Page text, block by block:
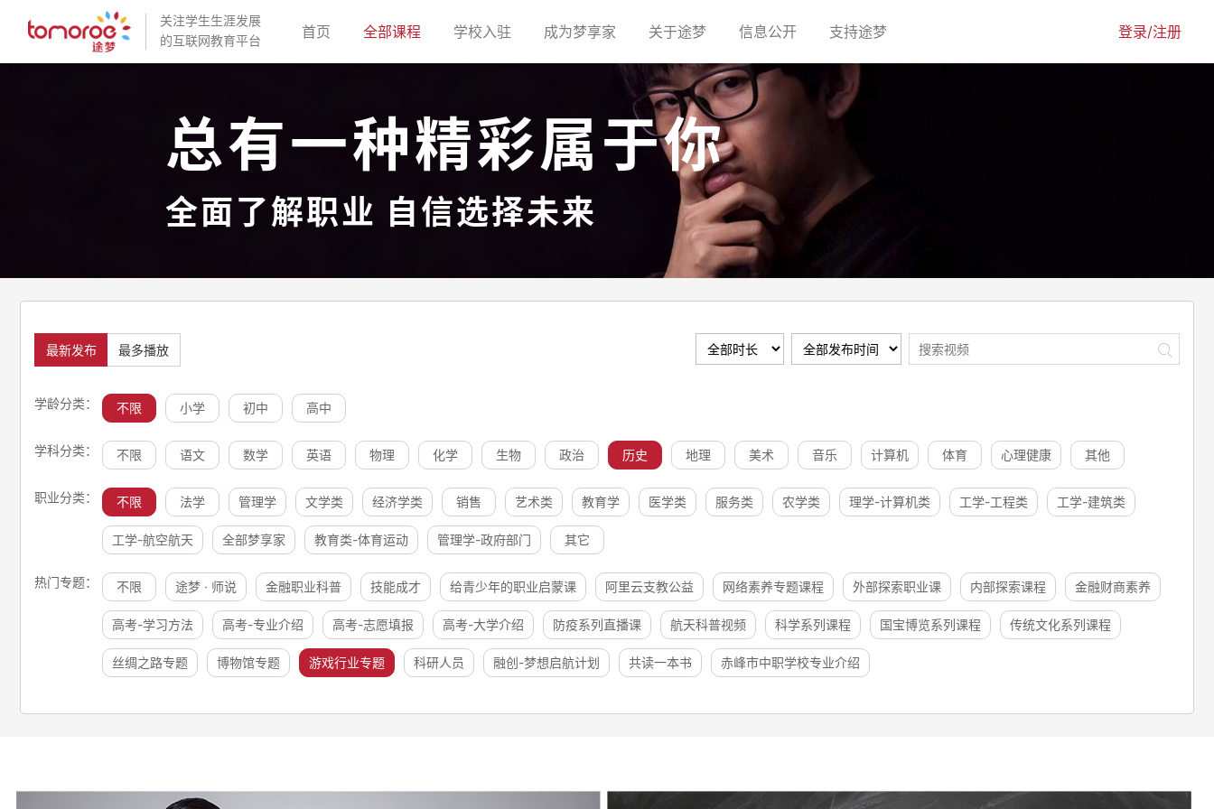
关注学生生涯发展
的互联网教育平台
首页(current)全部课程(current)学校入驻(current)成为梦享家(current)关于途梦(current)信息公开(current)支持途梦(current) 登录/注册
总有一种精彩属于你
全面了解职业 自信选择未来
最新发布 最多播放
学龄分类： 不限 小学 初中 高中
学科分类： 不限 语文 数学 英语 物理 化学 生物 政治 历史 地理 美术 音乐 计算机 体育 心理健康 其他
职业分类： 不限 法学 管理学 文学类 经济学类 销售 艺术类 教育学 医学类 服务类 农学类 理学-计算机类 工学-工程类 工学-建筑类
工学-航空航天 全部梦享家 教育类-体育运动 管理学-政府部门 其它
热门专题： 不限 途梦 · 师说 金融职业科普 技能成才 给青少年的职业启蒙课 阿里云支教公益 网络素养专题课程 外部探索职业课 内部探索课程 金融财商素养
高考-学习方法 高考-专业介绍 高考-志愿填报 高考-大学介绍 防疫系列直播课 航天科普视频 科学系列课程 国宝博览系列课程 传统文化系列课程
丝绸之路专题 博物馆专题 游戏行业专题 科研人员 融创-梦想启航计划 共读一本书 赤峰市中职学校专业介绍